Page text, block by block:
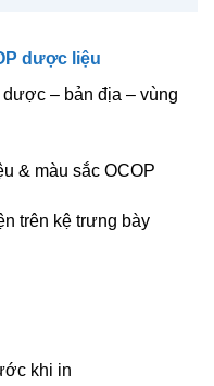
dược liệu
dược – bản địa – vùng
& màu sắc OCOP
trên kệ trưng bày
khi in